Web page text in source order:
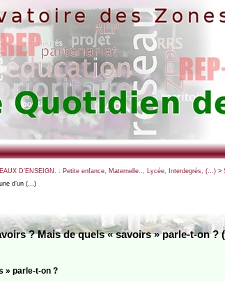
D’ENSEIGN. : Petite enfance, Maternelle.., Lycée, Interdegrés, (…)>
d’un (…)
? Mais de quels « savoirs » parle-t-on
» parle-t-on ?